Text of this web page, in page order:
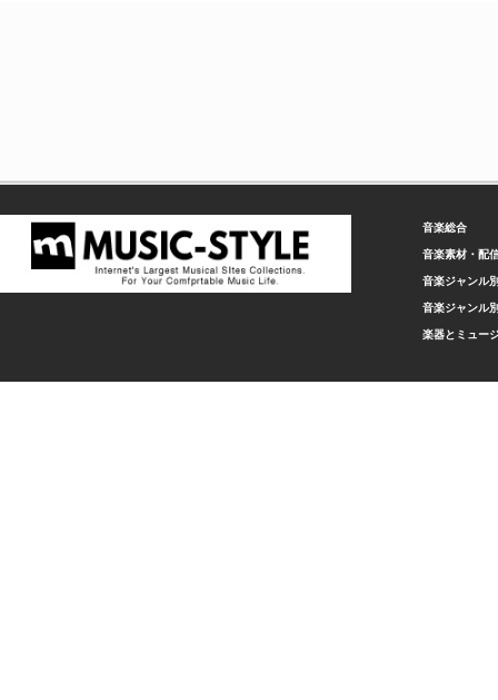
音楽総合
音楽素材・配
音楽ジャンル
音楽ジャンル
楽器とミュー